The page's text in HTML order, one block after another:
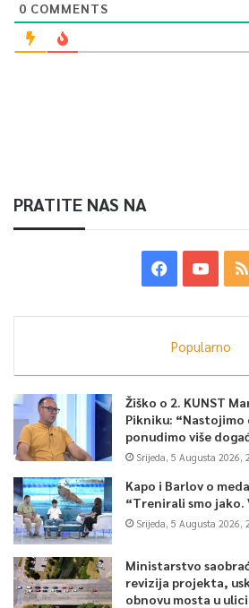
0 COMMENTS
PRATITE NAS NA
Popularno
Žiško o 2. KUNST
Pikniku: “Nastojimo
ponudimo više
Srijeda, 5 Augusta 2026,
Kapo i Barlov o
“Trenirali smo jako.
Srijeda, 5 Augusta 2026,
Ministarstvo
revizija projekta,
obnovu mosta u